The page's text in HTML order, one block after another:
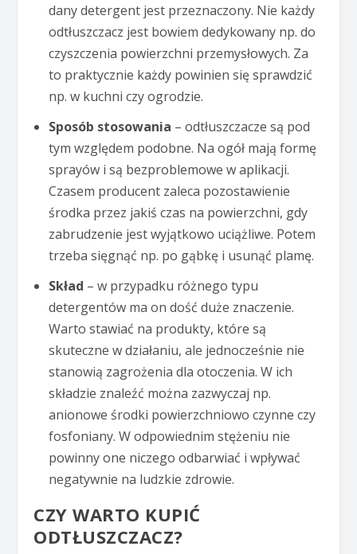
dany detergent jest przeznaczony. Nie każdy
odtłuszczacz jest bowiem dedykowany np. do
czyszczenia powierzchni przemysłowych. Za
to praktycznie każdy powinien się sprawdzić
np. w kuchni czy ogrodzie.
Sposób stosowania – odtłuszczacze są pod
tym względem podobne. Na ogół mają formę
sprayów i są bezproblemowe w aplikacji.
Czasem producent zaleca pozostawienie
środka przez jakiś czas na powierzchni, gdy
zabrudzenie jest wyjątkowo uciążliwe. Potem
trzeba sięgnąć np. po gąbkę i usunąć plamę.
Skład – w przypadku różnego typu
detergentów ma on dość duże znaczenie.
Warto stawiać na produkty, które są
skuteczne w działaniu, ale jednocześnie nie
stanowią zagrożenia dla otoczenia. W ich
składzie znaleźć można zazwyczaj np.
anionowe środki powierzchniowo czynne czy
fosfoniany. W odpowiednim stężeniu nie
powinny one niczego odbarwiać i wpływać
negatywnie na ludzkie zdrowie.
CZY WARTO KUPIĆ
ODTŁUSZCZACZ?